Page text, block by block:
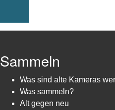
Sammeln
Was sind alte Kameras
Was sammeln?
Alt gegen neu